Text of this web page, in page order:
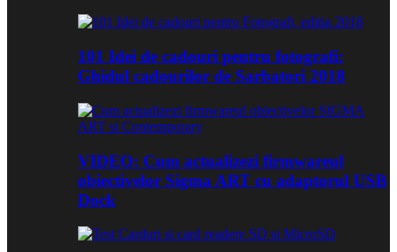
101 Idei de cadouri pentru fotografi:
Ghidul cadourilor de Sarbatori 2018
VIDEO: Cum actualizezi firmwareul
obiectivelor Sigma ART cu adaptorul USB
Dock